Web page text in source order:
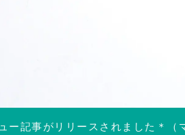
記事がリリースされました＊（